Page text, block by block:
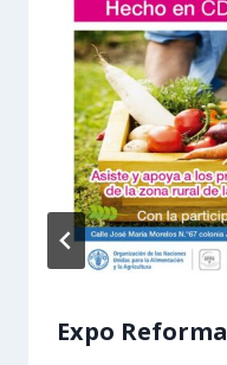
Expo Reforma